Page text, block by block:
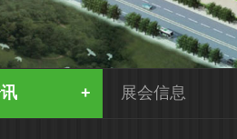
展会信息